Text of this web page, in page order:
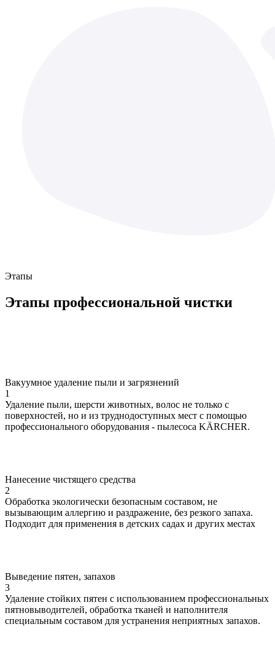
Этапы
Этапы профессиональной чистки
Вакуумное удаление пыли и загрязнений
1
Удаление пыли, шерсти животных, волос не только с
поверхностей, но и из труднодоступных мест с помощью
профессионального оборудования - пылесоса KÄRCHER.
Нанесение чистящего средства
2
Обработка экологически безопасным составом, не
вызывающим аллергию и раздражение, без резкого запаха.
Подходит для применения в детских садах и других местах
Выведение пятен, запахов
3
Удаление стойких пятен с использованием профессиональных
пятновыводителей, обработка тканей и наполнителя
специальным составом для устранения неприятных запахов.